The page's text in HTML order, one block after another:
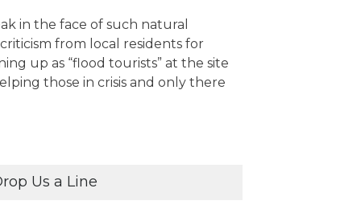
in the face of such natural
from local residents for
up as “flood tourists” at the site
those in crisis and only there
Us a Line